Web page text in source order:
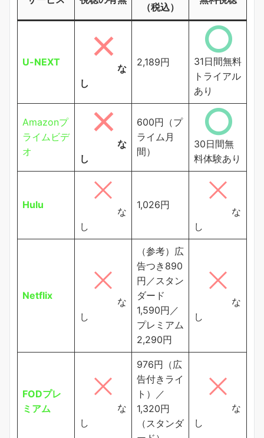
（税込）
U-NEXT
な
し
2,189円
31日間無料
トライアル
あり
Amazonプ
ライムビデ
オ
な
し
600円（プ
ライム月
間）
30日間無
料体験あり
Hulu
な
し
1,026円
な
し
Netflix
な
し
（参考）広
告つき890
円／スタン
ダード
1,590円／
プレミアム
2,290円
な
し
FODプレ
ミアム
な
し
976円（広
告付きライ
ト）／
1,320円
（スタンダ
な
し